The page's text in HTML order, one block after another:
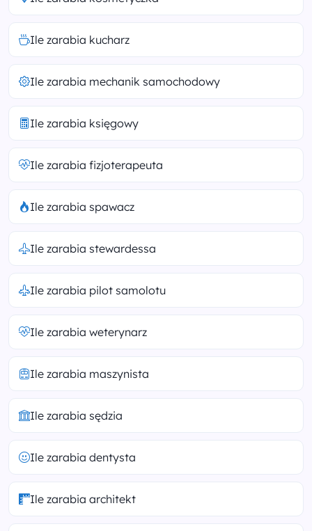
Ile zarabia kucharz
Ile zarabia mechanik samochodowy
Ile zarabia księgowy
Ile zarabia fizjoterapeuta
Ile zarabia spawacz
Ile zarabia stewardessa
Ile zarabia pilot samolotu
Ile zarabia weterynarz
Ile zarabia maszynista
Ile zarabia sędzia
Ile zarabia dentysta
Ile zarabia architekt